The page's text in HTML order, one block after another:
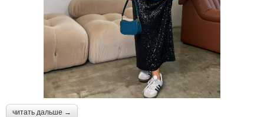
читать дальше →